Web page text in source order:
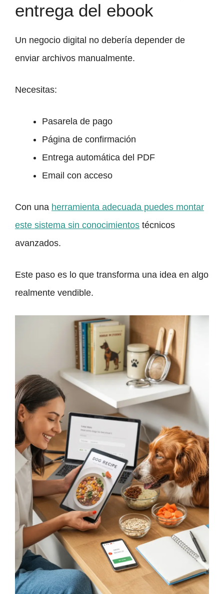
entrega del ebook
Un negocio digital no debería depender de
enviar archivos manualmente.
Necesitas:
Pasarela de pago
Página de confirmación
Entrega automática del PDF
Email con acceso
Con una herramienta adecuada puedes montar
este sistema sin conocimientos técnicos
avanzados.
Este paso es lo que transforma una idea en algo
realmente vendible.